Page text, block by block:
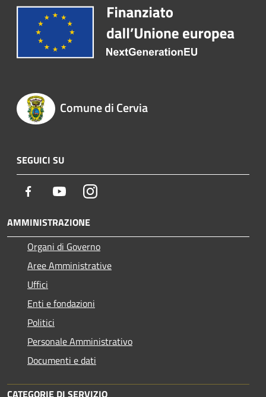
Comune di Cervia
SEGUICI SU
Facebook YoutubeInstagram
AMMINISTRAZIONE
Organi di Governo
Aree Amministrative
Uffici
Enti e fondazioni
Politici
Personale Amministrativo
Documenti e dati
CATEGORIE DI SERVIZIO